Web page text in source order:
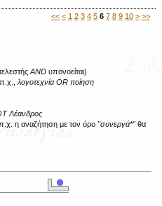
<< < 1 2 3 4 5 6 7 8 9 10 > >>
AND υπονοείται)
π.χ.,λογοτεχνία OR ποίηση
Λέανδρος
η αναζήτηση με τον όρο "συνεργά*"θα